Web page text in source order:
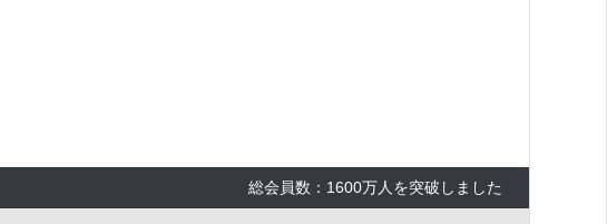
総会員数：1600万人を突破しました